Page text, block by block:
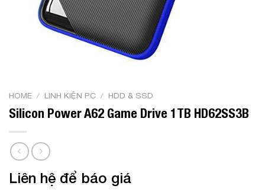
HOME / LINH KIỆN PC / HDD & SSD
Silicon Power A62 Game Drive 1TB HD62SS3B
Liên hệ để báo giá